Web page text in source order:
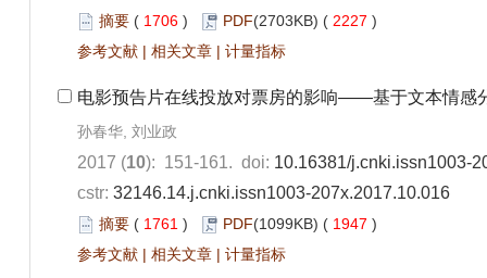
摘要 ( 1706 ) PDF(2703KB) ( 2227 )
参考文献 | 相关文章 | 计量指标
电影预告片在线投放对票房的影响——基于文本情感
孙春华, 刘业政
2017 (10): 151-161. doi: 10.16381/j.cnki.issn1003-
cstr: 32146.14.j.cnki.issn1003-207x.2017.10.016
摘要 ( 1761 ) PDF(1099KB) ( 1947 )
参考文献 | 相关文章 | 计量指标